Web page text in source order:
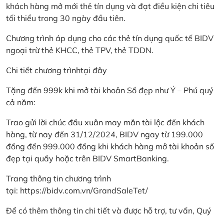
khách hàng mở mới thẻ tín dụng và đạt điều kiện chi tiêu
tối thiểu trong 30 ngày đầu tiên.
Chương trình áp dụng cho các thẻ tín dụng quốc tế BIDV
ngoại trừ thẻ KHCC, thẻ TPV, thẻ TDDN.
Chi tiết chương trìnhtại đây
Tặng đến 999k khi mở tài khoản Số đẹp như Ý – Phú quý
cả năm:
Trao gửi lời chúc đầu xuân may mắn tài lộc đến khách
hàng, từ nay đến 31/12/2024, BIDV ngay từ 199.000
đồng đến 999.000 đồng khi khách hàng mở tài khoản số
đẹp tại quầy hoặc trên BIDV SmartBanking.
Trang thông tin chương trình
tại: https://bidv.com.vn/GrandSaleTet/
Để có thêm thông tin chi tiết và được hỗ trợ, tư vấn, Quý